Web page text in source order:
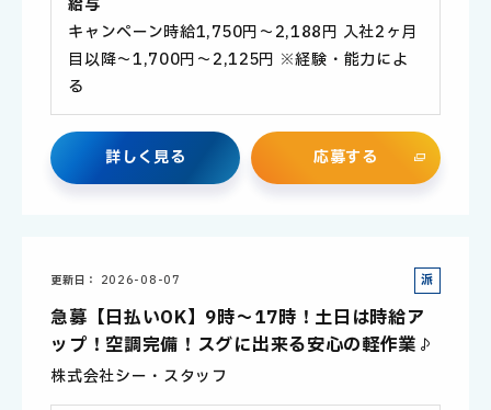
給与
キャンペーン時給1,750円～2,188円 入社2ヶ月
目以降～1,700円～2,125円 ※経験・能力によ
る
詳しく見る 応募する
更新日 2026-08-07
派
員
急募【日払いOK】9時～17時！土日は時給ア
ップ！空調完備！スグに出来る安心の軽作業♪
株式会社シー・スタッフ